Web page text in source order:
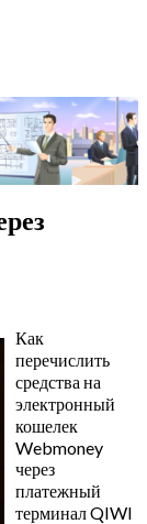
Как
перечислить
средства на
электронный
кошелек
Webmoney
через
платежный
терминал QIWI